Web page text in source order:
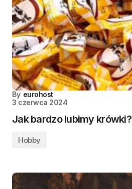
By eurohost
3 czerwca 2024
Jak bardzo lubimy krówki?
Hobby